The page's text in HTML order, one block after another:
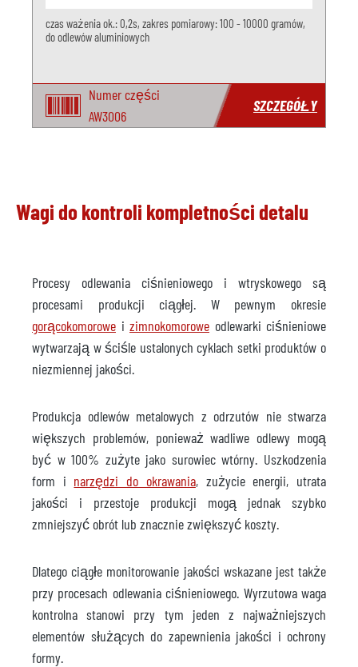
czas ważenia ok.: 0,2s, zakres pomiarowy: 100 - 10000 gramów,
do odlewów aluminiowych
Numer części
AW3006
SZCZEGÓŁY
Wagi do kontroli kompletności detalu
Procesy odlewania ciśnieniowego i wtryskowego są
procesami produkcji ciągłej. W pewnym okresie
gorącokomorowe i zimnokomorowe odlewarki ciśnieniowe
wytwarzają w ściśle ustalonych cyklach setki produktów o
niezmiennej jakości.
Produkcja odlewów metalowych z odrzutów nie stwarza
większych problemów, ponieważ wadliwe odlewy mogą
być w 100% zużyte jako surowiec wtórny. Uszkodzenia
form i narzędzi do okrawania, zużycie energii, utrata
jakości i przestoje produkcji mogą jednak szybko
zmniejszyć obrót lub znacznie zwiększyć koszty.
Dlatego ciągłe monitorowanie jakości wskazane jest także
przy procesach odlewania ciśnieniowego. Wyrzutowa waga
kontrolna stanowi przy tym jeden z najważniejszych
elementów służących do zapewnienia jakości i ochrony
formy.